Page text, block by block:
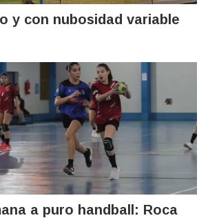
y con nubosidad variable
a puro handball: Roca